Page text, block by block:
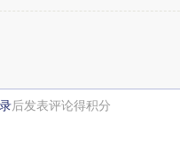
后发表评论得积分